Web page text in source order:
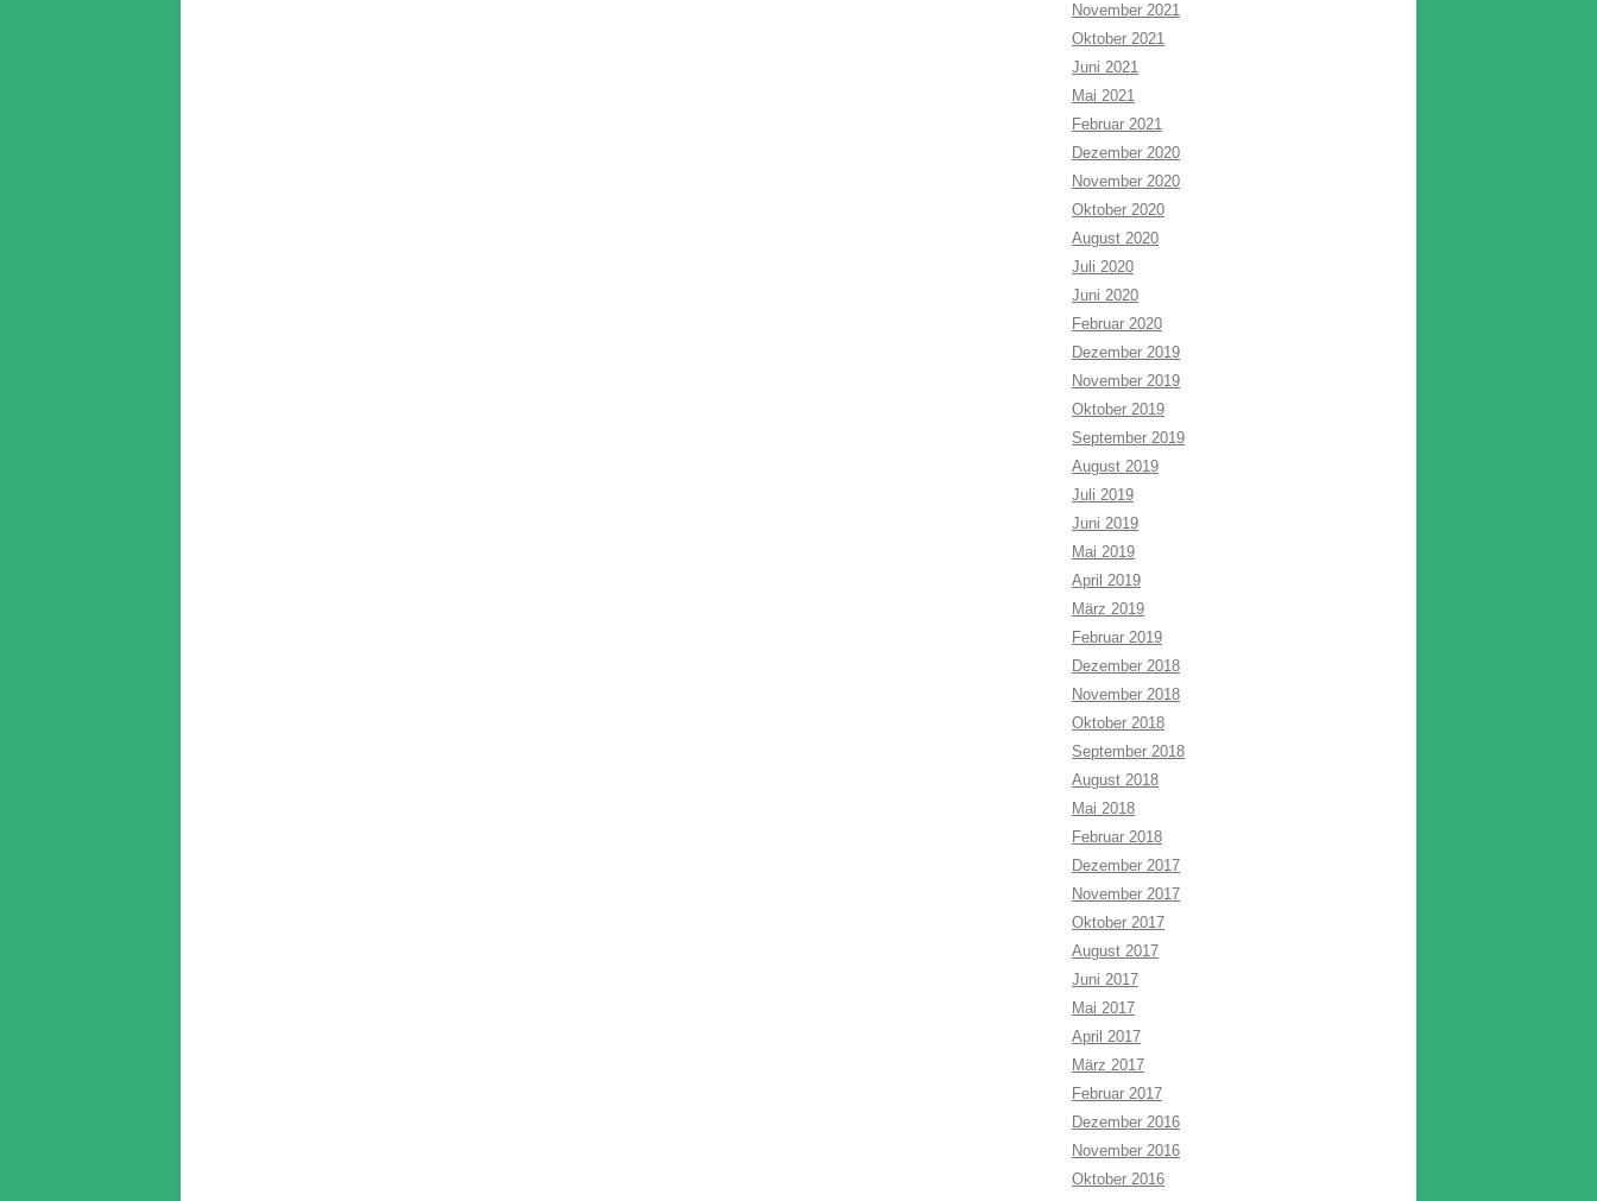
November 2021
Oktober 2021
Juni 2021
Mai 2021
Februar 2021
Dezember 2020
November 2020
Oktober 2020
August 2020
Juli 2020
Juni 2020
Februar 2020
Dezember 2019
November 2019
Oktober 2019
September 2019
August 2019
Juli 2019
Juni 2019
Mai 2019
April 2019
März 2019
Februar 2019
Dezember 2018
November 2018
Oktober 2018
September 2018
August 2018
Mai 2018
Februar 2018
Dezember 2017
November 2017
Oktober 2017
August 2017
Juni 2017
Mai 2017
April 2017
März 2017
Februar 2017
Dezember 2016
November 2016
Oktober 2016